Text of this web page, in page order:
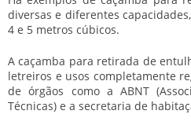
diversas e diferentes
4 e 5 metros cúbicos.
Acaçamba para retirada de
letreiros e usos completamente
de órgãos como a ABNT
Técnicas) e a secretaria de